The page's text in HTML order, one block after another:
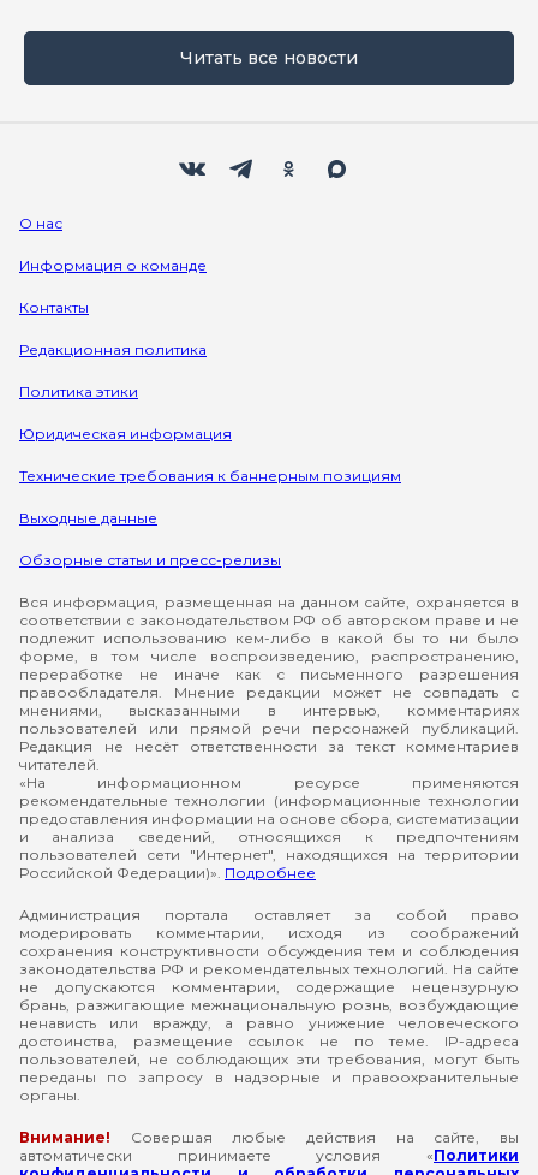
Читать все новости
О нас
Информация о команде
Контакты
Редакционная политика
Политика этики
Юридическая информация
Технические требования к баннерным позициям
Выходные данные
Обзорные статьи и пресс-релизы
Вся информация, размещенная на данном сайте, охраняется в
соответствии с законодательством РФ об авторском праве и не
подлежит использованию кем-либо в какой бы то ни было
форме, в том числе воспроизведению, распространению,
переработке не иначе как с письменного разрешения
правообладателя. Мнение редакции может не совпадать с
мнениями, высказанными в интервью, комментариях
пользователей или прямой речи персонажей публикаций.
Редакция не несёт ответственности за текст комментариев
читателей.
«На информационном ресурсе применяются
рекомендательные технологии (информационные технологии
предоставления информации на основе сбора, систематизации
и анализа сведений, относящихся к предпочтениям
пользователей сети "Интернет", находящихся на территории
Российской Федерации)». Подробнее
Администрация портала оставляет за собой право
модерировать комментарии, исходя из соображений
сохранения конструктивности обсуждения тем и соблюдения
законодательства РФ и рекомендательных технологий. На сайте
не допускаются комментарии, содержащие нецензурную
брань, разжигающие межнациональную рознь, возбуждающие
ненависть или вражду, а равно унижение человеческого
достоинства, размещение ссылок не по теме. IP-адреса
пользователей, не соблюдающих эти требования, могут быть
переданы по запросу в надзорные и правоохранительные
органы.
Внимание! Совершая любые действия на сайте, вы
автоматически принимаете условия «Политики